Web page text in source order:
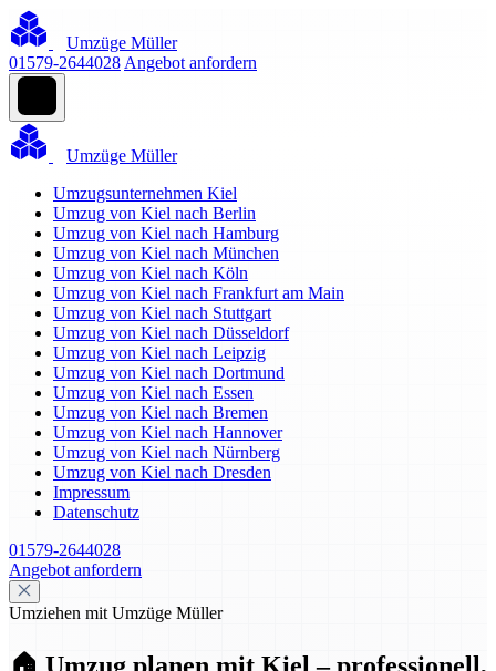
Umzüge Müller
01579-2644028 Angebot anfordern
Umzüge Müller
Umzugsunternehmen Kiel
Umzug von Kiel nach Berlin
Umzug von Kiel nach Hamburg
Umzug von Kiel nach München
Umzug von Kiel nach Köln
Umzug von Kiel nach Frankfurt am Main
Umzug von Kiel nach Stuttgart
Umzug von Kiel nach Düsseldorf
Umzug von Kiel nach Leipzig
Umzug von Kiel nach Dortmund
Umzug von Kiel nach Essen
Umzug von Kiel nach Bremen
Umzug von Kiel nach Hannover
Umzug von Kiel nach Nürnberg
Umzug von Kiel nach Dresden
Impressum
Datenschutz
01579-2644028
Angebot anfordern
Umziehen mit Umzüge Müller